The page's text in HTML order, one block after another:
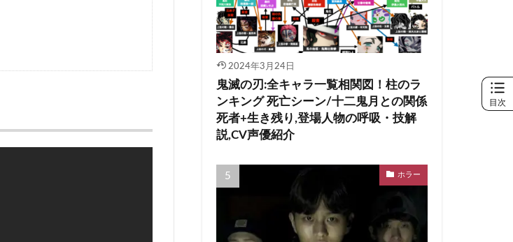
2024年3月24日
鬼滅の刃:全キャラ一覧相関図！柱のラ
ンキング 死亡シーン/十二鬼月との関係
死者+生き残り,登場人物の呼吸・技解
説,CV声優紹介
ホラー
目次